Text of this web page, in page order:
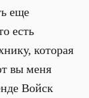
еще
есть
которая
вы меня
Войск